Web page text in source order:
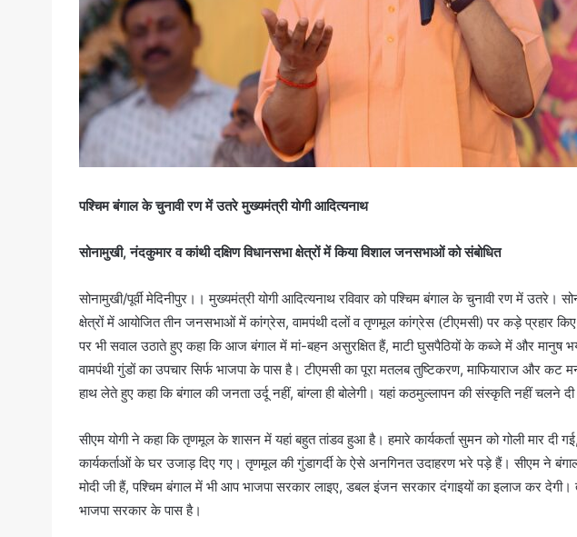
पश्चिम बंगाल के चुनावी रण में उतरे मुख्यमंत्री योगी आदित्यनाथ
सोनामुखी, नंदकुमार व कांथी दक्षिण विधानसभा क्षेत्रों में किया विशाल जनसभाओं को संबोधित
सोनामुखी/पूर्वी मेदिनीपुर।। मुख्यमंत्री योगी आदित्यनाथ रविवार को पश्चिम बंगाल के चुनावी रण में उतरे।
क्षेत्रों में आयोजित तीन जनसभाओं में कांग्रेस, वामपंथी दलों व तृणमूल कांग्रेस (टीएमसी) पर कड़े प्रहार
पर भी सवाल उठाते हुए कहा कि आज बंगाल में मां-बहन असुरक्षित हैं, माटी घुसपैठियों के कब्जे में और मानुष
वामपंथी गुंडों का उपचार सिर्फ भाजपा के पास है। टीएमसी का पूरा मतलब तुष्टिकरण, माफियाराज और
हाथ लेते हुए कहा कि बंगाल की जनता उर्दू नहीं, बांग्ला ही बोलेगी। यहां कठमुल्लापन की संस्कृति नहीं चलने दी
सीएम योगी ने कहा कि तृणमूल के शासन में यहां बहुत तांडव हुआ है। हमारे कार्यकर्ता सुमन को गोली मार दी
कार्यकर्ताओं के घर उजाड़ दिए गए। तृणमूल की गुंडागर्दी के ऐसे अनगिनत उदाहरण भरे पड़े हैं। सीएम ने
मोदी जी हैं, पश्चिम बंगाल में भी आप भाजपा सरकार लाइए, डबल इंजन सरकार दंगाइयों का इलाज कर
भाजपा सरकार के पास है।